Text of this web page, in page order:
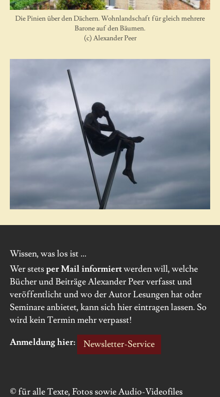
Die Pinien über den Dächern. Wohnlandschaft für gleich mehrere
Barone auf den Bäumen.
(c) Alexander Peer
Wissen, was los ist ...
Wer stetsper Mail informiertwerden will, welche
Bücher und Beiträge Alexander Peer verfasst und
veröffentlicht und wo der Autor Lesungen hat oder
Seminare anbietet, kann sich hier eintragen lassen. So
wird kein Termin mehr verpasst!
Anmeldung hier:
Newsletter-Service
© für alle Texte, Fotos sowie Audio-Videofiles